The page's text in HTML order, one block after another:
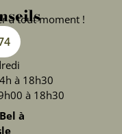
à tout moment !
à 18h30
à 18h30
à